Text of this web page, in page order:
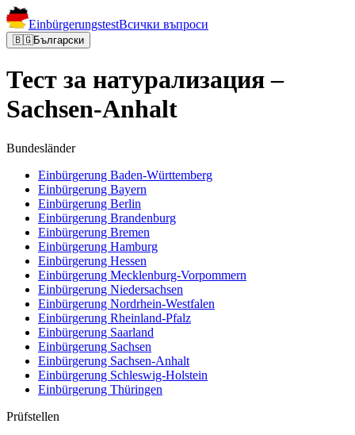
EinbürgerungstestВсички въпроси
🇧🇬Български
Тест за натурализация –
Sachsen-Anhalt
Bundesländer
Einbürgerung Baden-Württemberg
Einbürgerung Bayern
Einbürgerung Berlin
Einbürgerung Brandenburg
Einbürgerung Bremen
Einbürgerung Hamburg
Einbürgerung Hessen
Einbürgerung Mecklenburg-Vorpommern
Einbürgerung Niedersachsen
Einbürgerung Nordrhein-Westfalen
Einbürgerung Rheinland-Pfalz
Einbürgerung Saarland
Einbürgerung Sachsen
Einbürgerung Sachsen-Anhalt
Einbürgerung Schleswig-Holstein
Einbürgerung Thüringen
Prüfstellen